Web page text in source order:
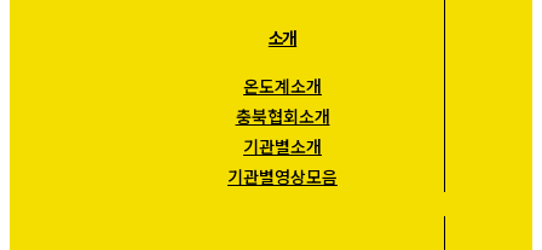
소개
온도계소개
충북협회소개
기관별소개
기관별영상모음